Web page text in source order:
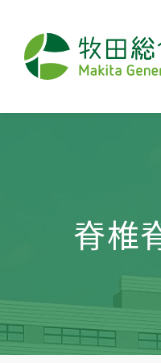
脊椎